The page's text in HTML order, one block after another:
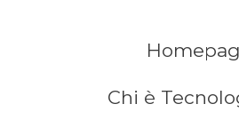
Chi è